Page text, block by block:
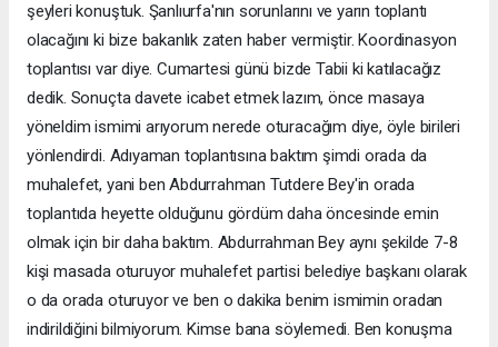
şeyleri konuştuk. Şanlıurfa'nın sorunlarını ve yarın toplantı
olacağını ki bize bakanlık zaten haber vermiştir. Koordinasyon
toplantısı var diye. Cumartesi günü bizde Tabii ki katılacağız
dedik. Sonuçta davete icabet etmek lazım, önce masaya
yöneldim ismimi arıyorum nerede oturacağım diye, öyle birileri
yönlendirdi. Adıyaman toplantısına baktım şimdi orada da
muhalefet, yani ben Abdurrahman Tutdere Bey'in orada
toplantıda heyette olduğunu gördüm daha öncesinde emin
olmak için bir daha baktım. Abdurrahman Bey aynı şekilde 7-8
kişi masada oturuyor muhalefet partisi belediye başkanı olarak
o da orada oturuyor ve ben o dakika benim ismimin oradan
indirildiğini bilmiyorum. Kimse bana söylemedi. Ben konuşma